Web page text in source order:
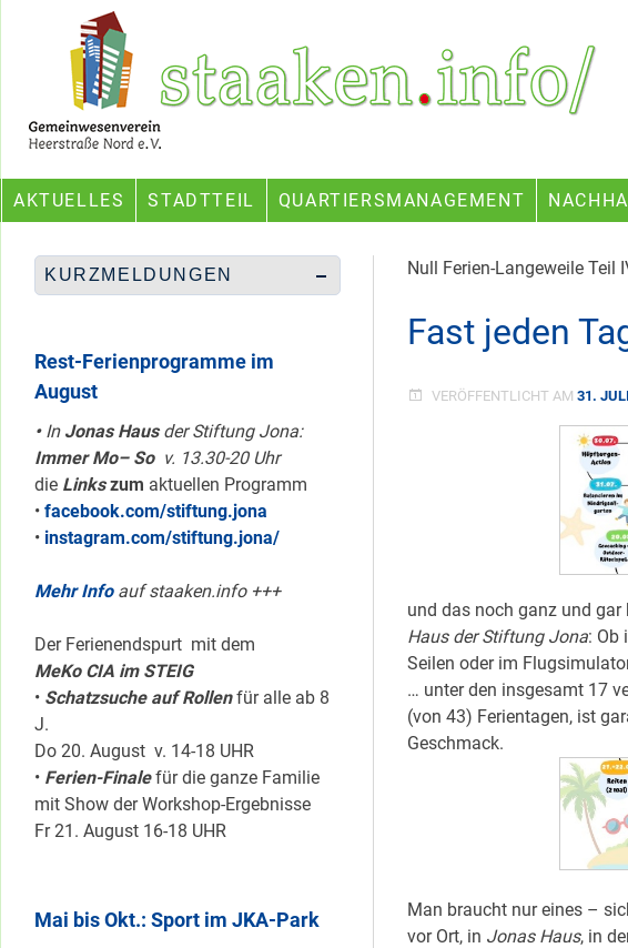
Ein Projekt des Gemeinwesenvereins Heerstraße Nord
AKTUELLES STADTTEIL QUARTIERSMANAGEMENT
Null Ferien-Langeweile
Fast jeden
VERÖFFENTLICHT AM 31.
und das noch ganz und
Haus der Stiftung Jona: Ob
Seilen oder im
… unter den insgesamt 17
(von 43) Ferientagen, ist
Geschmack.
Man braucht nur eines –
vor Ort, in Jonas Haus, in
KURZMELDUNGEN
Rest-Ferienprogramme im
August
•InJonas Hausder Stiftung Jona:
Immer Mo– So v. 13.30-20 Uhr
die Linkszum aktuellen Programm
• facebook.com/stiftung.jona
• instagram.com/stiftung.jona/
Mehr Infoauf staaken.info +++
Der Ferienendspurt mit dem
MeKo CIA im STEIG
• Schatzsuche auf Rollenfür alle ab 8
J.
Do 20. August v. 14-18 UHR
• Ferien-Finalefür die ganze Familie
mit Show der Workshop-Ergebnisse
Fr 21. August 16-18 UHR
Mai bis Okt.: Sport im JKA-Park